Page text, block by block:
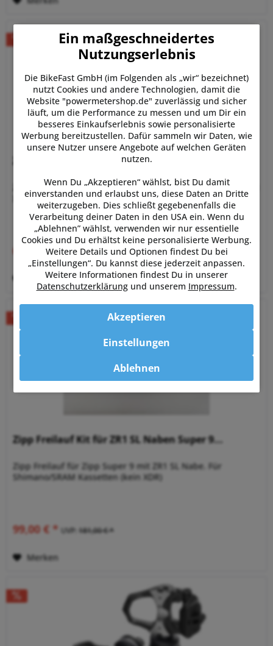
Zipp Freilauf Kit für 177er und 176er Nabe...
Zipp Freilauf Kit für 177er und 176er Nabe 11/12-fach SRAM
XDR
69,00 € * UVP: 118,00 € *
Merken
Zipp Freilauf Kit für ZR1 SL Naben Super 9...
Zipp Freilauf für Zipp Super 9 mit ZR1 SL Nabe. Für
Shimano/SRAM Kassetten (kein XDR)
99,00 € * UVP: 181,00 € *
Merken
Ein maßgeschneidertes
Nutzungserlebnis
Die BikeFast GmbH (im Folgenden als „wir“ bezeichnet)
nutzt Cookies und andere Technologien, damit die
Website "powermetershop.de" zuverlässig und sicher
läuft, um die Performance zu messen und um Dir ein
besseres Einkaufserlebnis sowie personalisierte
Werbung bereitzustellen. Dafür sammeln wir Daten, wie
unsere Nutzer unsere Angebote auf welchen Geräten
nutzen.
Wenn Du „Akzeptieren“ wählst, bist Du damit
einverstanden und erlaubst uns, diese Daten an Dritte
weiterzugeben. Dies schließt gegebenenfalls die
Verarbeitung deiner Daten in den USA ein. Wenn du
„Ablehnen” wählst, verwenden wir nur essentielle
Cookies und Du erhältst keine personalisierte Werbung.
Weitere Details und Optionen findest Du bei
„Einstellungen“. Du kannst diese jederzeit anpassen.
Weitere Informationen findest Du in unserer
Datenschutzerklärungund unserem Impressum.
Ablehnen
Akzeptieren
Einstellungen